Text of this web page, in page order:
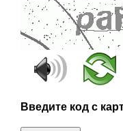
Введите код с